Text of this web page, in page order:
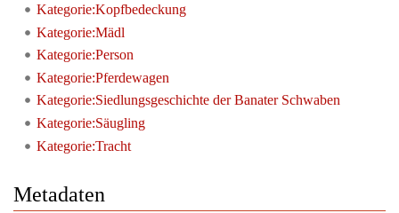
Kategorie:Kopfbedeckung
Kategorie:Mädl
Kategorie:Person
Kategorie:Pferdewagen
Kategorie:Siedlungsgeschichte der Banater Schwaben
Kategorie:Säugling
Kategorie:Tracht
Metadaten